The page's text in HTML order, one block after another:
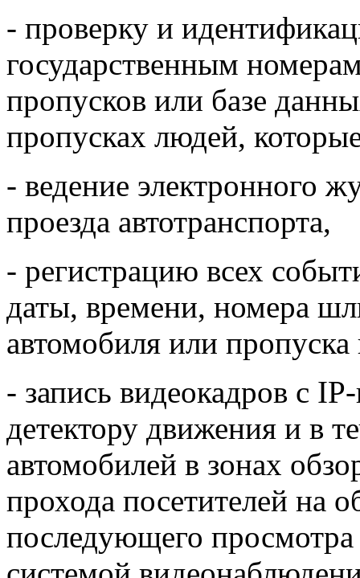
- проверку и
государственным
пропусков или базе
пропусках людей,
- ведение электронного
проезда автотранспорта,
- регистрацию всех
даты, времени, номера
автомобиля или
- запись видеокадров с
детектору движения и в
автомобилей в зонах
прохода посетителей на
последующего просмотра